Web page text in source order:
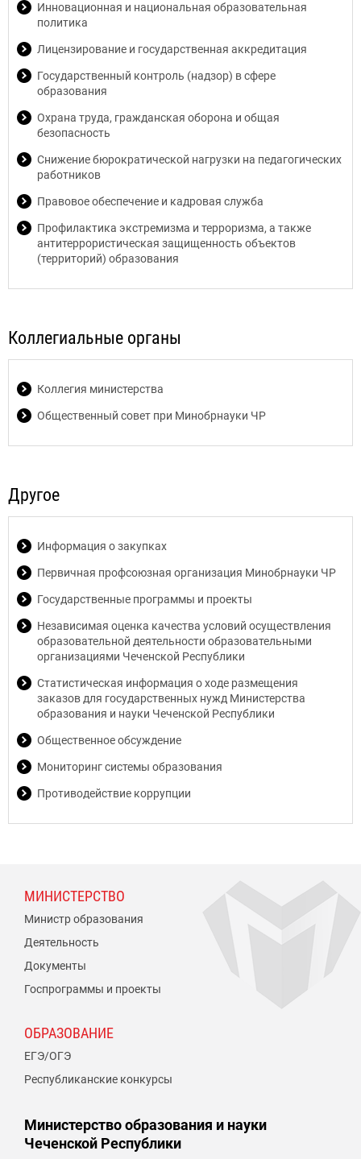
Инновационная и национальная образовательная
политика
Лицензирование и государственная аккредитация
Государственный контроль (надзор) в сфере
образования
Охрана труда, гражданская оборона и общая
безопасность
Снижение бюрократической нагрузки на педагогических
работников
Правовое обеспечение и кадровая служба
Профилактика экстремизма и терроризма, а также
антитеррористическая защищенность объектов
(территорий) образования
Коллегиальные органы
Коллегия министерства
Общественный совет при Минобрнауки ЧР
Другое
Информация о закупках
Первичная профсоюзная организация Минобрнауки ЧР
Государственные программы и проекты
Независимая оценка качества условий осуществления
образовательной деятельности образовательными
организациями Чеченской Республики
Статистическая информация о ходе размещения
заказов для государственных нужд Министерства
образования и науки Чеченской Республики
Общественное обсуждение
Мониторинг системы образования
Противодействие коррупции
МИНИСТЕРСТВО
Министр образования
Деятельность
Документы
Госпрограммы и проекты
ОБРАЗОВАНИЕ
ЕГЭ/ОГЭ
Республиканские конкурсы
Министерство образования и науки
Чеченской Республики